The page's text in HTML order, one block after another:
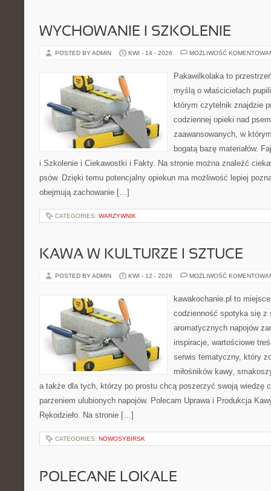
WYCHOWANIE I SZKOLENIE
POSTED BY ADMIN KWI - 14 - 2026 MOŻLIWOŚĆ
Pakawilkolaka to
myślą o właścicielach
którym czytelnik znajdzie
codziennej opieki nad
zaawansowanych, w
bogatą bazę materiałów.
i Szkolenie i Ciekawostki i Fakty. Na stronie można znaleźć
psów. Dzięki temu potencjalny opiekun ma możliwość lepiej
obejmują zachowanie […]
CATEGORIES: WARZYWNIK
KAWA W KULTURZE I SZTUCE
POSTED BY ADMIN KWI - 12 - 2026 MOŻLIWOŚĆ
kawakochanie.pl to
codzienność spotyka się z
aromatycznych napojów
inspiracje, wartościowe
serwis tematyczny, który
miłośników kawy,
a także dla tych, którzy po prostu chcą poszerzyć swoją wiedzę
parzeniem ulubionych napojów. Polecam Uprawa i Produkcja
Rękodzieło. Na stronie […]
CATEGORIES: NOWOSYBIRSK
POLECANE LOKALE